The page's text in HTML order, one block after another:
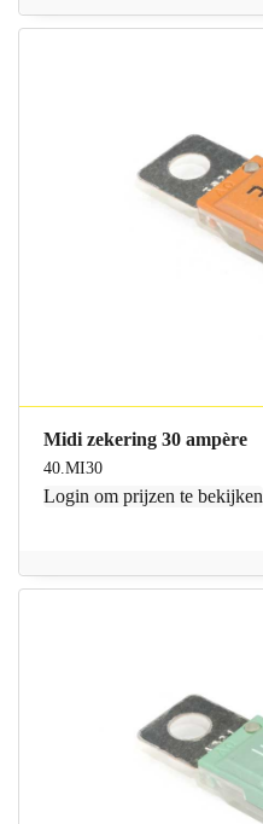
Midi zekering 30 ampère
40.MI30
Login om prijzen te bekijken